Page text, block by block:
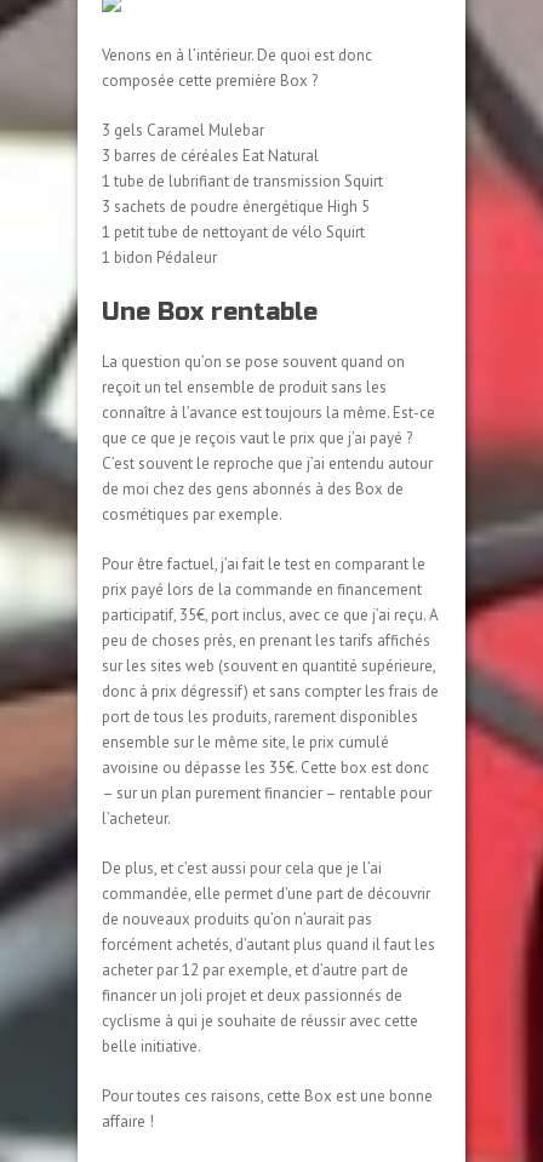
Venons en à l’intérieur. De quoi est donc
composée cette première Box ?
3 gels Caramel Mulebar
3 barres de céréales Eat Natural
1 tube de lubrifiant de transmission Squirt
3 sachets de poudre énergétique High 5
1 petit tube de nettoyant de vélo Squirt
1 bidon Pédaleur
Une Box rentable
La question qu’on se pose souvent quand on
reçoit un tel ensemble de produit sans les
connaître à l’avance est toujours la même. Est-ce
que ce que je reçois vaut le prix que j’ai payé ?
C’est souvent le reproche que j’ai entendu autour
de moi chez des gens abonnés à des Box de
cosmétiques par exemple.
Pour être factuel, j’ai fait le test en comparant le
prix payé lors de la commande en financement
participatif, 35€, port inclus, avec ce que j’ai reçu. A
peu de choses près, en prenant les tarifs affichés
sur les sites web (souvent en quantité supérieure,
donc à prix dégressif) et sans compter les frais de
port de tous les produits, rarement disponibles
ensemble sur le même site, le prix cumulé
avoisine ou dépasse les 35€. Cette box est donc
– sur un plan purement financier – rentable pour
l’acheteur.
De plus, et c’est aussi pour cela que je l’ai
commandée, elle permet d’une part de découvrir
de nouveaux produits qu’on n’aurait pas
forcément achetés, d’autant plus quand il faut les
acheter par 12 par exemple, et d’autre part de
financer un joli projet et deux passionnés de
cyclisme à qui je souhaite de réussir avec cette
belle initiative.
Pour toutes ces raisons, cette Box est une bonne
affaire !